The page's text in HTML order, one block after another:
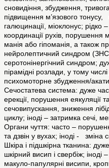
сновидіння, збудження,
підвищення м’язового тонусу,
галюцинації, міоклонус; рідко
координації рухів, порушення
манія або гіпоманія, а також
нейролептичний синдром
серотонінергічний синдром;
пірамідні розлади, у тому числі
психомоторне збудження/
Сечостатева система: дуже
ерекції, порушення еякуляції
сечовипускання, зниження
циклу; іноді – затримка сечі,
Органи чуття: часто –
та дзвін у вухах; іноді - зміна
Шкіра і підшкірна тканина:
шкірний висип і свербіж; іноді
макуло-папулярні висипи,